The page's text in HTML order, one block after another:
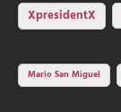
XpresidentX
Mario San Miguel